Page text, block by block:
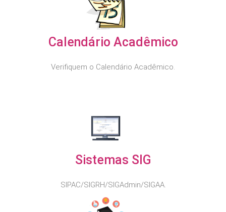
Calendário Acadêmico
Verifiquem o Calendário Acadêmico.
Sistemas SIG
SIPAC/SIGRH/SIGAdmin/SIGAA.